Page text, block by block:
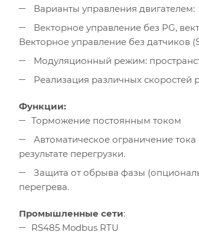
Варианты управления двигателем:
Векторное управление без PG,
Векторное управление без датчиков
Модуляционный режим:
Реализация различных
Функции:
Торможение постоянным током
Автоматическое ограничение
результате перегрузки.
Защита от обрыва фазы
перегрева.
Промышленные сети:
RS485 Modbus RTU